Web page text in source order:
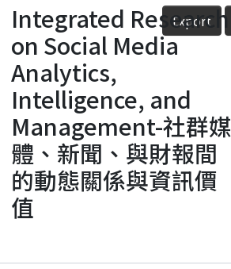
Fundings & Projects
Researchers
Organizations
Statistics
Export
Integrated Research
on Social Media
Analytics,
Intelligence, and
Management-社群媒
體、新聞、與財報間
的動態關係與資訊價
值